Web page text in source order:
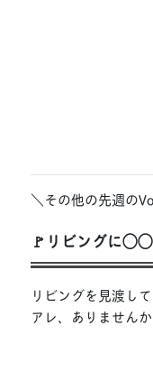
＼その他の先週の
🚩リビングに◯◯
リビングを見渡し
アレ、ありません